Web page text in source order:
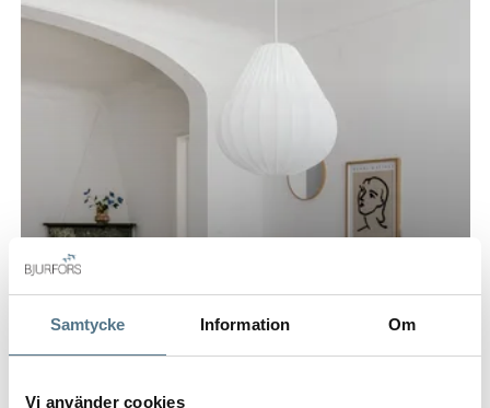
Samtycke Information Om
Vi använder cookies